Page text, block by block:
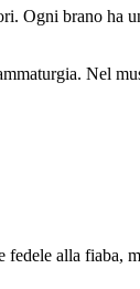
Ogni brano
Nel
alla fiaba,